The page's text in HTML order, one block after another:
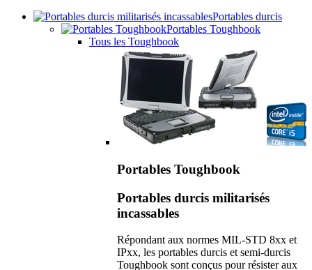
Portables durcis
Portables Toughbook
Tous les Toughbook
Portables Toughbook
Portables durcis militarisés
incassables
Répondant aux normes MIL-STD 8xx et
IPxx, les portables durcis et semi-durcis
Toughbook sont conçus pour résister aux